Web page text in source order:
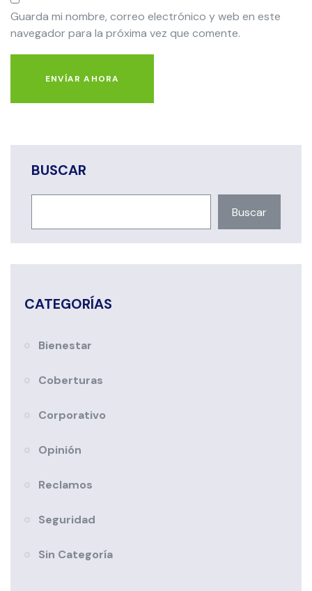
Guarda mi nombre, correo electrónico y web en este
navegador para la próxima vez que comente.
ENVÍAR AHORA
BUSCAR
Buscar
CATEGORÍAS
Bienestar
Coberturas
Corporativo
Opinión
Reclamos
Seguridad
Sin Categoría